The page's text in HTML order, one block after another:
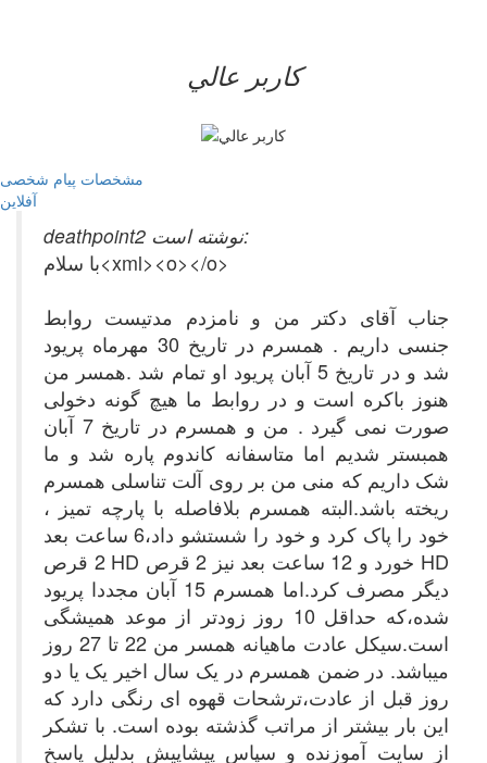
کاربر عالي
مشخصات پیام شخصی
آفلاين
deathpoint2 نوشته است:
با سلام<xml><o></o>
جناب آقای دکتر من و نامزدم مدتیست روابط
جنسی داریم . همسرم در تاریخ 30 مهرماه پریود
شد و در تاریخ 5 آبان پریود او تمام شد .همسر من
هنوز باکره است و در روابط ما هیچ گونه دخولی
صورت نمی گیرد . من و همسرم در تاریخ 7 آبان
همبستر شدیم اما متاسفانه کاندوم پاره شد و ما
شک داریم که منی من بر روی آلت تناسلی همسرم
ریخته باشد.البته همسرم بلافاصله با پارچه تمیز ،
خود را پاک کرد و خود را شستشو داد،6 ساعت بعد
2 قرص HD
HD
دیگر مصرف کرد.اما همسرم 15 آبان مجددا پریود
شده،که حداقل 10 روز زودتر از موعد همیشگی
است.سیکل عادت ماهیانه همسر من 22 تا 27 روز
میباشد. در ضمن همسرم در یک سال اخیر یک یا دو
روز قبل از عادت،ترشحات قهوه ای رنگی دارد که
این بار بیشتر از مراتب گذشته بوده است. با تشکر
از سایت آموزنده و سپاس پیشاپیش بدلیل پاسخ